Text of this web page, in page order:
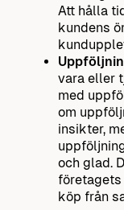
Att hålla
kundens
vara eller
med
om
insikter,
och glad.
köp från